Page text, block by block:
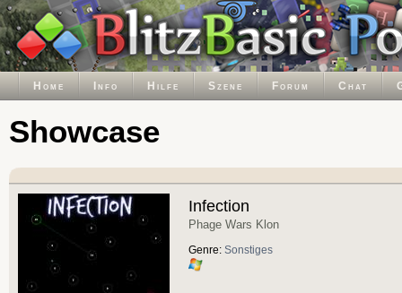
Home Info Hilfe Szene Forum Chat
Showcase
Infection
Phage Wars Klon
Genre: Sonstiges